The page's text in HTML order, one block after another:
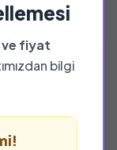
fiyat
bilgi